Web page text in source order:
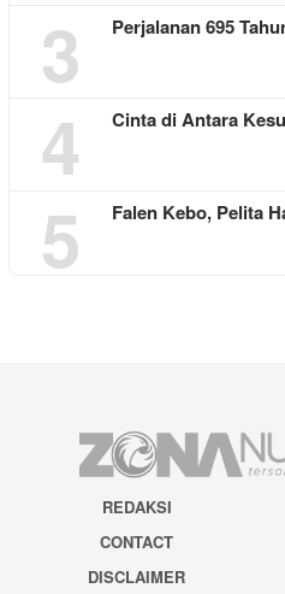
3 Perjalanan 695
4 Cinta di Antara
5 Falen Kebo, Pelita
REDAKSI
CONTACT
DISCLAIMER